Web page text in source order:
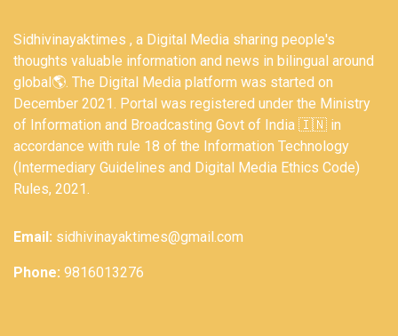
Sidhivinayaktimes , a Digital Media sharing people's
thoughts valuable information and news in bilingual around
global🌎. The Digital Media platform was started on
December 2021. Portal was registered under the Ministry
of Information and Broadcasting Govt of India 🇮🇳 in
accordance with rule 18 of the Information Technology
(Intermediary Guidelines and Digital Media Ethics Code)
Rules, 2021.
Email: sidhivinayaktimes@gmail.com
Phone: 9816013276